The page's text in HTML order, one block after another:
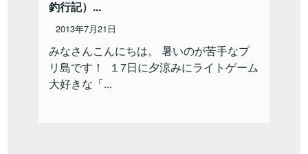
釣行記）...
2013年7月21日
みなさんこんにちは。 暑いのが苦手なプ
リ島です！ １7日に夕涼みにライトゲーム
大好きな「...